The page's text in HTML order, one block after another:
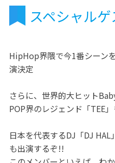
スペシャルゲ
HipHop界隈で今1番シーン
演決定
さらに、世界的大ヒット
POP界のレジェンド「TEE
日本を代表するDJ「DJ HAL
も出演するぞ!!